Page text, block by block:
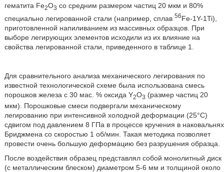
гематита Fe2O3 со средним размером частиц 20 мкм и 80%
специально легированной стали (например, сплав 56Fe-1Y-1Ti),
приготовленной напиливанием из массивных образцов. При
выборе легирующих элементов исходили из их влияние на
свойства легированной стали, приведенного в таблице 1.
Для сравнительного анализа механического легирования по
известной технологической схеме была использована смесь
порошков железа с 30 мас. % оксида Y2O3 (размер частиц 20
мкм). Порошковые смеси подвергали механическому
легированию при интенсивной холодной деформации (25°С)
сдвигом под давлением 8 ГПа в процессе кручения в наковальнях
Бриджмена со скоростью 1 об/мин. Такая методика позволяет
провести очень большую деформацию без разрушения образца.
После воздействия образец представлял собой монолитный диск
(с металлическим блеском) диаметром 5-6 мм и толщиной около